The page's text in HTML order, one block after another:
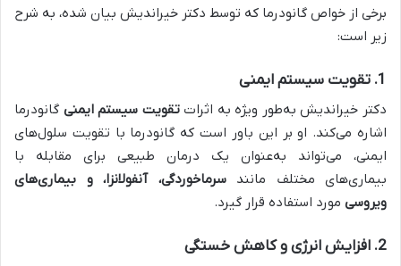
برخی از خواص گانودرما که توسط دکتر خیراندیش بیان شده، به شرح
زیر است:
1. تقویت سیستم ایمنی
دکتر خیراندیش به‌طور ویژه به اثراتتقویت سیستم ایمنی گانودرما
اشاره می‌کند. او بر این باور است که گانودرما با تقویت سلول‌های
ایمنی، می‌تواند به‌عنوان یک درمان طبیعی برای مقابله با
بیماری‌های مختلف مانندسرماخوردگی، آنفولانزا، و بیماری‌های
ویروسی مورد استفاده قرار گیرد.
2. افزایش انرژی و کاهش خستگی